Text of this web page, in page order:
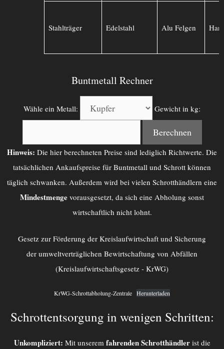
Stahlträger Edelstahl Alu Felgen
Buntmetall Rechner
Wähle ein Metall: Gewicht in kg:
Berechnen
Hinweis: Die hier berechneten Preise sind lediglich Richtwerte. Die
tatsächlichen Ankaufspreise für Buntmetall und Schrott können
täglich schwanken. Außerdem wird bei vielen Schrotthändlern eine
Mindestmenge vorausgesetzt, da sich eine Abholung sonst
wirtschaftlich nicht lohnt.
Gesetz zur Förderung der Kreislaufwirtschaft und Sicherung
der umweltverträglichen Bewirtschaftung von Abfällen
(Kreislaufwirtschaftsgesetz - KrWG)
KrWG-Schrottabholung-Zentrale Herunterladen
Schrottentsorgung in wenigen Schritten:
Unkompliziert: Mit unserem fahrenden Schrotthändlerist die